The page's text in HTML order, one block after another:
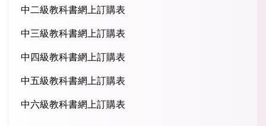
中二級教科書網上訂購表
中三級教科書網上訂購表
中四級教科書網上訂購表
中五級教科書網上訂購表
中六級教科書網上訂購表